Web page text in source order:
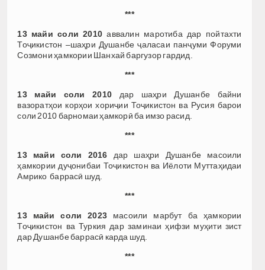
***
13 майи соли 2010 аввалин маротиба дар пойтахти
Тоҷикистон –шаҳри Душанбе ҷаласаи панҷуми Форуми
Созмони ҳамкории Шанхай баргузор гардид.
***
13 майи соли 2010 дар шаҳри Душанбе байни
вазоратҳои корҳои хориҷии Тоҷикистон ва Русия барои
соли 2010 барномаи ҳамкорӣ ба имзо расид.
***
13 майи соли 2016 дар шаҳри Душанбе масоили
ҳамкории дуҷонибаи Тоҷикистон ва Иёлоти Муттаҳидаи
Амрико баррасӣ шуд.
***
13 майи соли 2023 масоили марбут ба ҳамкории
Тоҷикистон ва Туркия дар заминаи ҳифзи муҳити зист
дар Душанбе баррасӣ карда шуд.
***